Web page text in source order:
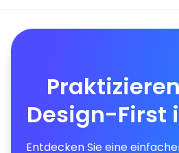
Design-First
Entdecken Sie eine